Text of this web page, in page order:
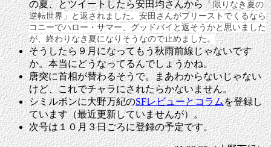
の夏、とツイートしたら安田均さんから「限りなき夏の
逆転世界」と返されました。安田さんがプリーストでくるなら
コニーでハロー・サマー、グッドバイと返そうかと思いました
が、終わりなき夏になりそうなので止めました。
そうしたら９月になってもう秋雨前線じゃないです
か。本当にどうなってるんでしょうかね。
唐突に首相が替わるそうで。まあわからないじゃない
けど、これでチャラにされたらかないません。
シミルボンに大野万紀のSFレビューとコラムを登録し
ています（最近更新していませんが）。
次号は１０月３日ごろに登録の予定です。